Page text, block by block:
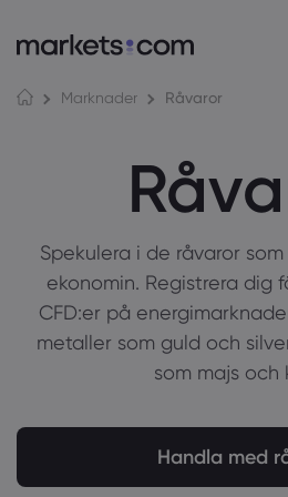
Marknader Råvaror
Spekulera i de råvaror
ekonomin. Registrera dig
CFD:er på
metaller som guld och
som majs och
Handla med